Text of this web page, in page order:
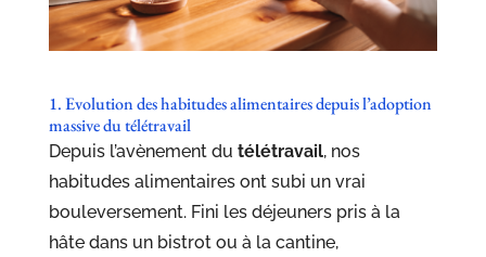
1. Evolution des habitudes alimentaires depuis l’adoption
massive du télétravail
Depuis l’avènement du télétravail, nos
habitudes alimentaires ont subi un vrai
bouleversement. Fini les déjeuners pris à la
hâte dans un bistrot ou à la cantine,